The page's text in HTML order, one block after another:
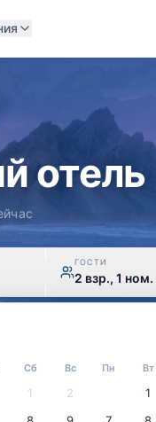
отель
ГОСТИ
2 взр., 1 ном.
Сб Вс
1
2
Пн Вт
1